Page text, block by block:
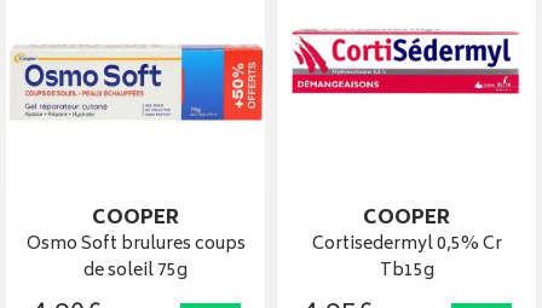
COOPER
Osmo Soft brulures coups
de soleil 75g
COOPER
Cortisedermyl 0,5% Cr
Tb15g